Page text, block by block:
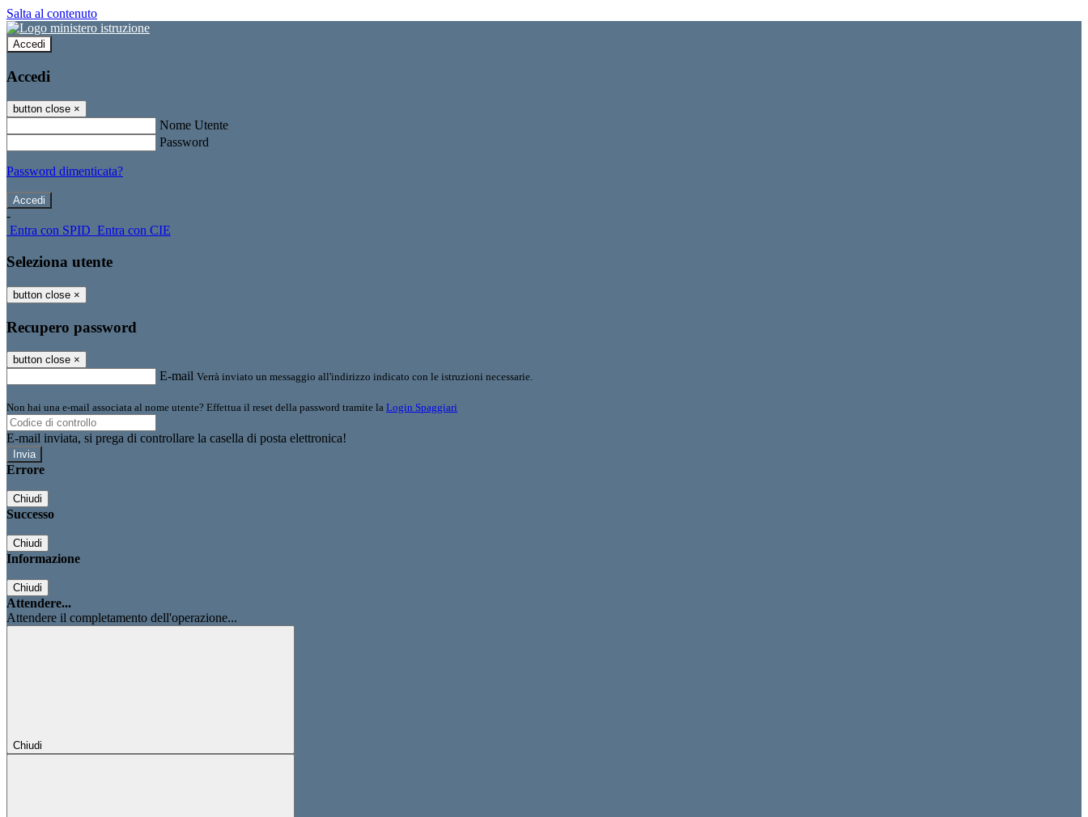
Salta al contenuto
Accedi
Accedi
button close ×
Nome Utente
Password
Password dimenticata?
-
Entra con SPID Entra con CIE
Seleziona utente
button close ×
Recupero password
button close ×
E-mail Verrà inviato un messaggio all'indirizzo indicato con le istruzioni necessarie.
Non hai una e-mail associata al nome utente? Effettua il reset della password tramite la Login Spaggiari
E-mail inviata, si prega di controllare la casella di posta elettronica!
Errore
Chiudi
Successo
Chiudi
Informazione
Chiudi
Attendere...
Attendere il completamento dell'operazione...
Chiudi